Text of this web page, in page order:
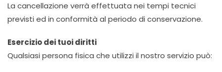
La cancellazione verrà effettuata nei tempi tecnici
previsti ed in conformità al periodo di conservazione.
Esercizio dei tuoi diritti
Qualsiasi persona fisica che utilizzi il nostro servizio può: